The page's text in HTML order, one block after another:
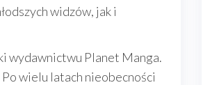
widzów, jak i
wydawnictwu Planet Manga.
wielu latach nieobecności